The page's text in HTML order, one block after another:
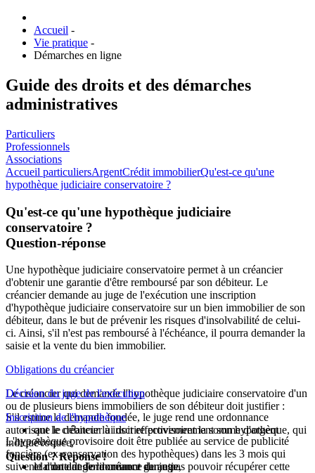
Accueil -
Vie pratique -
Démarches en ligne
Guide des droits et des démarches
administratives
Particuliers
Professionnels
Associations
Accueil particuliersArgentCrédit immobilierQu'est-ce qu'une
hypothèque judiciaire conservatoire ?
Qu'est-ce qu'une hypothèque judiciaire
conservatoire ?
Question-réponse
Une hypothèque judiciaire conservatoire permet à un créancier
d'obtenir une garantie d'être remboursé par son débiteur. Le
créancier demande au juge de l'exécution une inscription
d'hypothèque judiciaire conservatoire sur un bien immobilier de son
débiteur, dans le but de prévenir les risques d'insolvabilité de celui-
ci. Ainsi, s'il n'est pas remboursé à l'échéance, il pourra demander la
saisie et la vente du bien immobilier.
Obligations du créancier
Le créancier qui demande l'hypothèque judiciaire conservatoire d'un
ou de plusieurs biens immobiliers de son débiteur doit justifier :
que le débiteur lui doit effectivement la somme d'argent
évoquée,
et d'un danger imminent de ne pas pouvoir récupérer cette
Décision du juge de l'exécution
S'il estime la demande fondée, le juge rend une ordonnance
autorisant le créancier à inscrire provisoirement son hypothèque, qui
indique :
le montant de la créance garantie,
Inscription de l'hypothèque
L'hypothèque provisoire doit être publiée au service de publicité
foncière (ex-conservation des hypothèques) dans les 3 mois qui
suivent la date de l'ordonnance du juge.
Question ? Réponse !